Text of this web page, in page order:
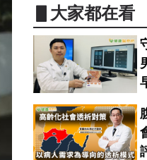
▋大家都在看